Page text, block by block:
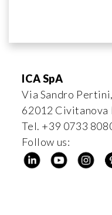
ICA SpA
Via Sandro
62012 Civitanova
Tel. +39 0733
Follow us: